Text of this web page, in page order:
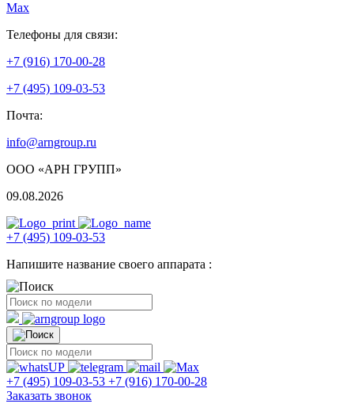
Max
Телефоны для связи:
+7 (916) 170-00-28
+7 (495) 109-03-53
Почта:
info@arngroup.ru
ООО «АРН ГРУПП»
09.08.2026
+7 (495) 109-03-53
Напишите название своего аппарата :
+7 (495) 109-03-53 +7 (916) 170-00-28
Заказать звонок